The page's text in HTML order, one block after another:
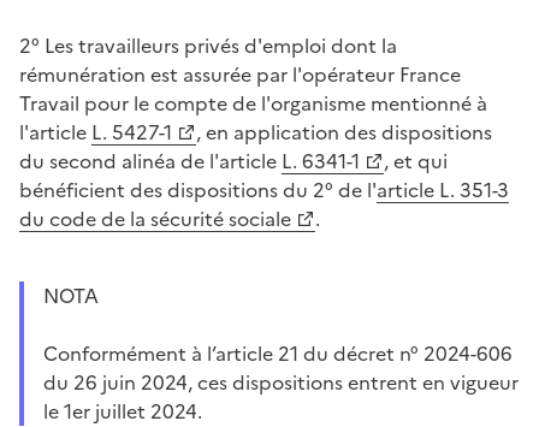
2° Les travailleurs privés d'emploi dont la
rémunération est assurée par l'opérateur France
Travail pour le compte de l'organisme mentionné à
l'article L. 5427-1
, en application des dispositions
du second alinéa de l'article L. 6341-1
, et qui
bénéficient des dispositions du 2° de l'article L. 351-3
du code de la sécurité sociale
.
NOTA
Conformément à l’article 21 du décret n° 2024-606
du 26 juin 2024, ces dispositions entrent en vigueur
le 1er juillet 2024.